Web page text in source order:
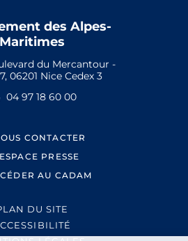
des Alpes-
Maritimes
du Mercantour -
06201 Nice Cedex 3
04 97 18 60 00
CONTACTER
ESPACE PRESSE
AU CADAM
DU SITE